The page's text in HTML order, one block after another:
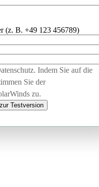
(z. B. +49 123 456789)
Indem Sie auf die
Sie der
zu.
Testversion